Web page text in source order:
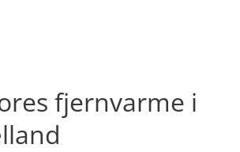
fjernvarme i